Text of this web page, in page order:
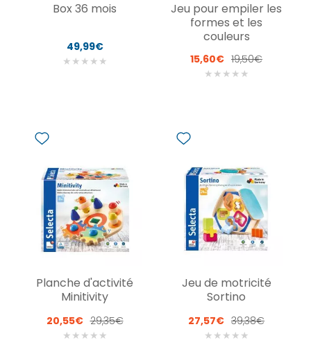
Box 36 mois
49,99€
★ ★ ★ ★ ★
Jeu pour empiler les
formes et les
couleurs
15,60€ 19,50€
★ ★ ★ ★ ★
Planche d'activité
Minitivity
20,55€ 29,35€
★ ★ ★ ★ ★
Jeu de motricité
Sortino
27,57€ 39,38€
★ ★ ★ ★ ★